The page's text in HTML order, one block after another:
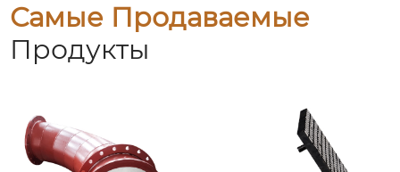
Самые Продаваемые
Продукты